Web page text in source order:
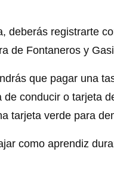
deberás registrarte
de Fontaneros y
que pagar una
de conducir o tarjeta
tarjeta verde para
como aprendiz